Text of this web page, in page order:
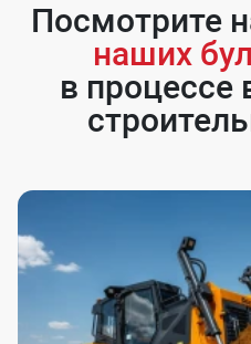
Посмотрите
наших
в процессе